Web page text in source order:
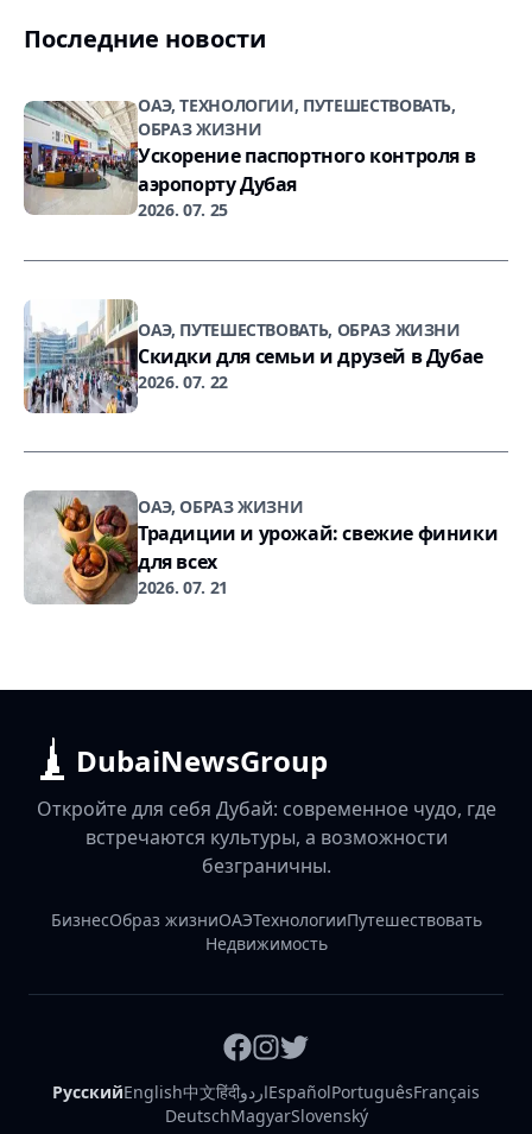
Последние новости
ОАЭ, ТЕХНОЛОГИИ, ПУТЕШЕСТВОВАТЬ,
ОБРАЗ ЖИЗНИ
Ускорение паспортного контроля в
аэропорту Дубая
2026. 07. 25
ОАЭ, ПУТЕШЕСТВОВАТЬ, ОБРАЗ ЖИЗНИ
Скидки для семьи и друзей в Дубае
2026. 07. 22
ОАЭ, ОБРАЗ ЖИЗНИ
Традиции и урожай: свежие финики
для всех
2026. 07. 21
DubaiNewsGroup
Откройте для себя Дубай: современное чудо, где
встречаются культуры, а возможности
безграничны.
БизнесОбраз жизниОАЭТехнологииПутешествовать
Недвижимость
РусскийEnglish中文हिंदीاردوEspañolPortuguêsFrançais
DeutschMagyarSlovenský